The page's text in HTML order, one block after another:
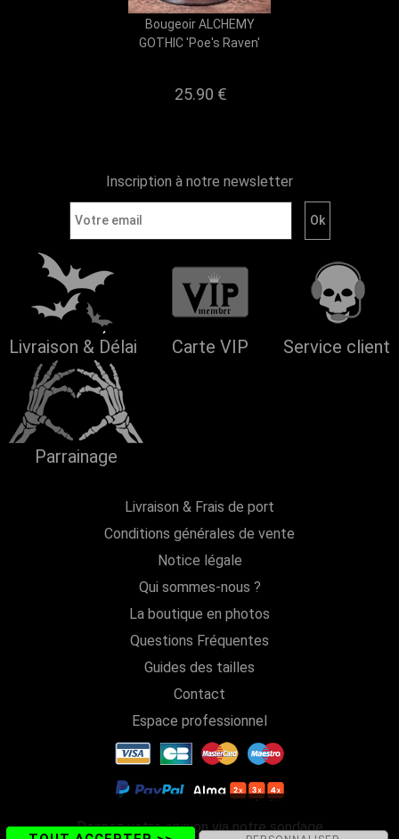
Bougeoir ALCHEMY
GOTHIC 'Poe's Raven'
25.90 €
Inscription à notre newsletter
Livraison & Délai Carte VIP Service client
Parrainage
Livraison & Frais de port
Conditions générales de vente
Notice légale
Qui sommes-nous ?
La boutique en photos
Questions Fréquentes
Guides des tailles
Contact
Espace professionnel
Donnez votre opinion via notre sondage